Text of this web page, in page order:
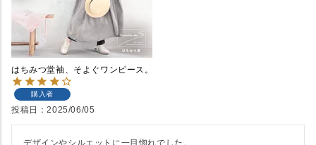
はちみつ堂袖、そよぐワンピース。
購入者
投稿日 2025/06/05
デザインやシルエットに一目惚れでした。